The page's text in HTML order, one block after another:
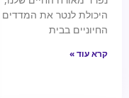
היכולת לנטר את המדדים
החיוניים בבית
קרא עוד »